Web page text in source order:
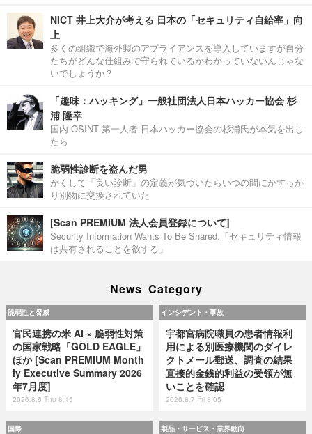
NICT 井上大介が考える 日本の「セキュリティ自給率」向
上
多くの組織で海外製のアプライアンスを導入していますが自分
たちがどんな仕組みで守られているかわかっていないんじゃな
いでしょうか？
「趣味：ハッキング」一般社団法人日本ハッカー協会 杉
浦 隆幸
国内 OSINT 第一人者 日本ハッカー協会の杉浦氏が本気を出し
たら
脆弱性診断を盗んだ男
かくして「良い診断」の定義が気づいたらいつの間にかすっか
り別物に交換されていた
[Scan PREMIUM 法人会員登録について]
Security Information Wants To Be Shared.「セキュリティ情報
は共有されることを欲する」
News Category
脆弱性と脅威
官民連携の米 AI × 脆弱性対策
の国家戦略「GOLD EAGLE」
ほか [Scan PREMIUM Month
ly Executive Summary 2026
年7月度]
2026.8.6 Thu 8:15
インシデント・事故
宇都宮病院職員の患者情報利
用による別医療機関のダイレ
クトメール郵送、調査の結果
直接的金銭的利益の受領が無
いことを確認
2026.8.7 Fri 8:05
国際 製品・サービス・業界動向